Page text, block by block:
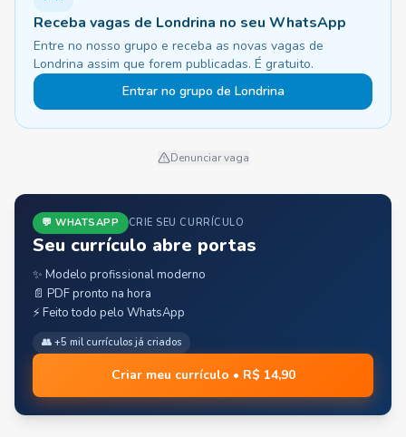
Receba vagas de Londrina no seu WhatsApp
Entre no nosso grupo e receba as novas vagas de
Londrina assim que forem publicadas. É gratuito.
Entrar no grupo de Londrina
Denunciar vaga
💬 WHATSAPP CRIE SEU CURRÍCULO
Seu currículo abre portas
✨ Modelo profissional moderno
📄 PDF pronto na hora
⚡ Feito todo pelo WhatsApp
👥 +5 mil currículos já criados
Criar meu currículo • R$ 14,90